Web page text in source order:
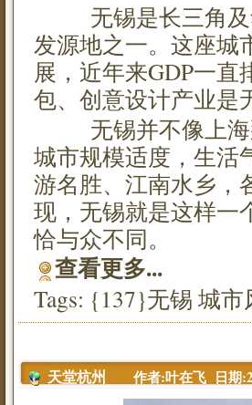
无锡是长三角及
发源地之一。这座城
展，近年来GDP一
包、创意设计产业是
无锡并不像上海
城市规模适度，生活
游名胜、江南水乡，
现，无锡就是这样一
恰与众不同。
查看更多...
Tags: {137}无锡 城市
天堂杭州 作者:叶在飞 日期